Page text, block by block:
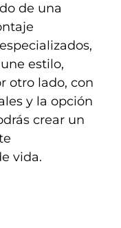
de una
estilo,
otro lado, con
y la opción
crear un
vida.